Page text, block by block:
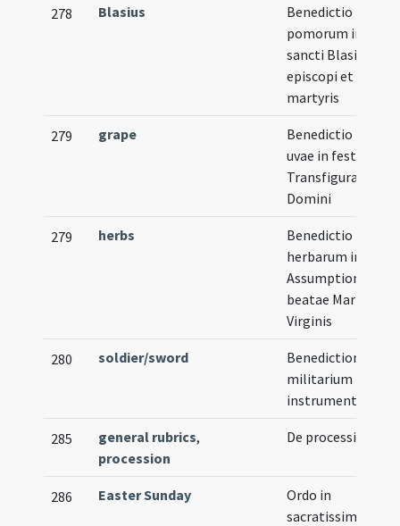
278 Blasius
Benedictio
pomorum in festo
sancti Blasii
episcopi et
martyris
279 grape
Benedictio novae
uvae in festo
Transfigurationis
Domini
279 herbs
Benedictio
herbarum in festo
Assumptionis
beatae Mariae
Virginis
280 soldier/sword
Benedictiones
militarium
instrumentorum
285 general rubrics,
procession
De processionibus
286 Easter Sunday
Ordo in
sacratissima